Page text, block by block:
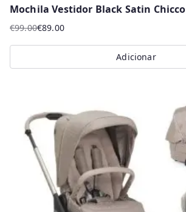
Mochila Vestidor Black Satin Chicco
€99.00
O
preço
original
€89.00
O
preço
atual
Adicionar